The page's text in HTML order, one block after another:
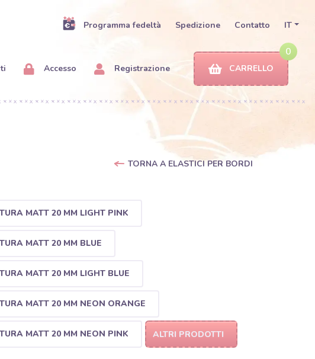
Programma fedeltà Spedizione Contatto IT
Accesso Registrazione
0
CARRELLO
TORNA A ELASTICI PER BORDI
MATT 20 MM LIGHT PINK
MATT 20 MM BLUE
MATT 20 MM LIGHT BLUE
MATT 20 MM NEON ORANGE
MATT 20 MM NEON PINK ALTRI PRODOTTI